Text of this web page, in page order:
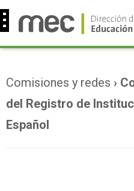
Comisiones y redes ›
del Registro de
Español